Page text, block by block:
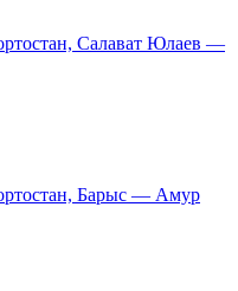
Салават Юлаев —
Барыс — Амур